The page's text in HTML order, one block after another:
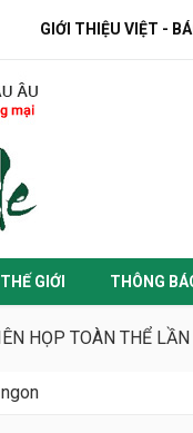
GIỚI THIỆU VIỆT -
GIỚI THÔNG
HỌP TOÀN THỂ